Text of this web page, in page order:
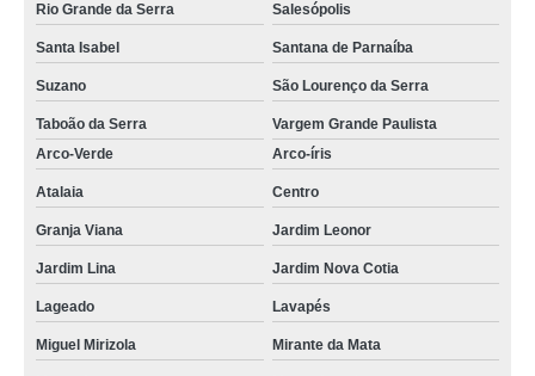
Rio Grande da Serra Salesópolis
Santa Isabel Santana de Parnaíba
Suzano São Lourenço da Serra
Taboão da Serra
Vargem Grande Paulista
Arco-Verde
Arco-íris
Atalaia Centro
Granja Viana Jardim Leonor
Jardim Lina Jardim Nova Cotia
Lageado Lavapés
Miguel Mirizola Mirante da Mata